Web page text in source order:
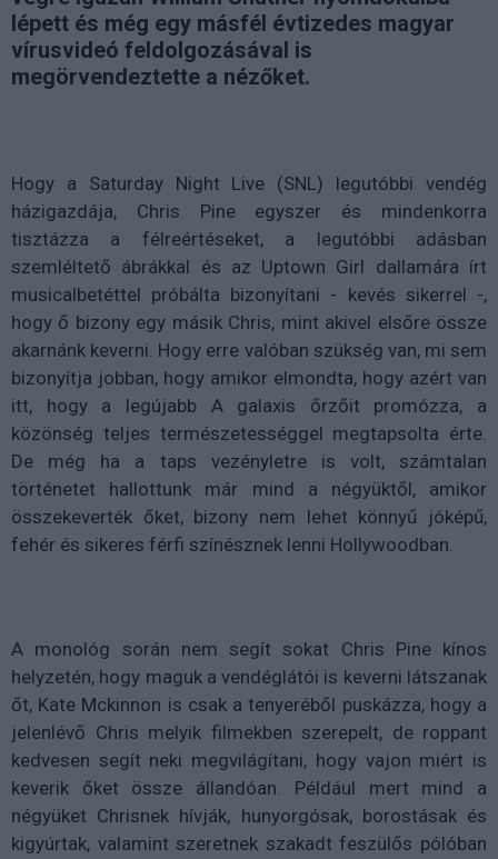
lépett és még egy másfél évtizedes magyar
vírusvideó feldolgozásával is
megörvendeztette a nézőket.
Hogy a Saturday Night Live (SNL) legutóbbi vendég
házigazdája, Chris Pine egyszer és mindenkorra
tisztázza a félreértéseket, a legutóbbi adásban
szemléltető ábrákkal és az Uptown Girl dallamára írt
musicalbetéttel próbálta bizonyítani - kevés sikerrel -,
hogy ő bizony egy másik Chris, mint akivel elsőre össze
akarnánk keverni. Hogy erre valóban szükség van, mi sem
bizonyítja jobban, hogy amikor elmondta, hogy azért van
itt, hogy a legújabb A galaxis őrzőit promózza, a
közönség teljes természetességgel megtapsolta érte.
De még ha a taps vezényletre is volt, számtalan
történetet hallottunk már mind a négyüktől, amikor
összekeverték őket, bizony nem lehet könnyű jóképű,
fehér és sikeres férfi színésznek lenni Hollywoodban.
A monológ során nem segít sokat Chris Pine kínos
helyzetén, hogy maguk a vendéglátói is keverni látszanak
őt, Kate Mckinnon is csak a tenyeréből puskázza, hogy a
jelenlévő Chris melyik filmekben szerepelt, de roppant
kedvesen segít neki megvilágítani, hogy vajon miért is
keverik őket össze állandóan. Például mert mind a
négyüket Chrisnek hívják, hunyorgósak, borostásak és
kigyúrtak, valamint szeretnek szakadt feszülős pólóban